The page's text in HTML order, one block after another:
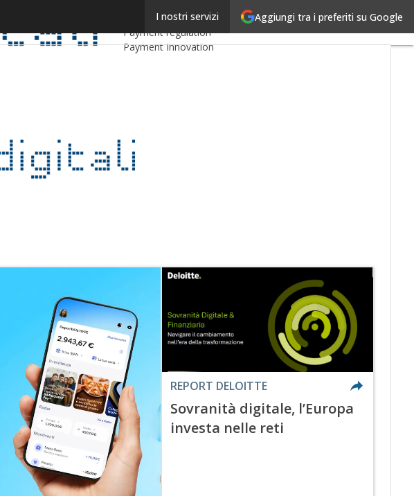
Aggiungi tra i preferiti su Google
I nostri servizi
Ultimi articoli
Payment regulation
Payment Innovation
REPORT DELOITTE
Sovranità digitale, l’Europa
investa nelle reti